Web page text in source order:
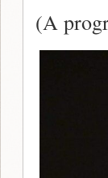
(A